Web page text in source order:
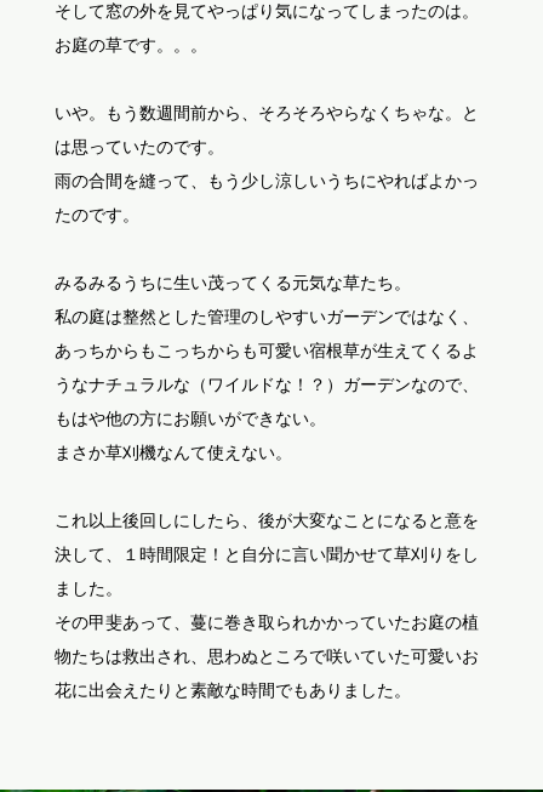
そして窓の外を見てやっぱり気になってしまったのは。
お庭の草です。。。
いや。もう数週間前から、そろそろやらなくちゃな。と
は思っていたのです。
雨の合間を縫って、もう少し涼しいうちにやればよかっ
たのです。
みるみるうちに生い茂ってくる元気な草たち。
私の庭は整然とした管理のしやすいガーデンではなく、
あっちからもこっちからも可愛い宿根草が生えてくるよ
うなナチュラルな（ワイルドな！？）ガーデンなので、
もはや他の方にお願いができない。
まさか草刈機なんて使えない。
これ以上後回しにしたら、後が大変なことになると意を
決して、１時間限定！と自分に言い聞かせて草刈りをし
ました。
その甲斐あって、蔓に巻き取られかかっていたお庭の植
物たちは救出され、思わぬところで咲いていた可愛いお
花に出会えたりと素敵な時間でもありました。